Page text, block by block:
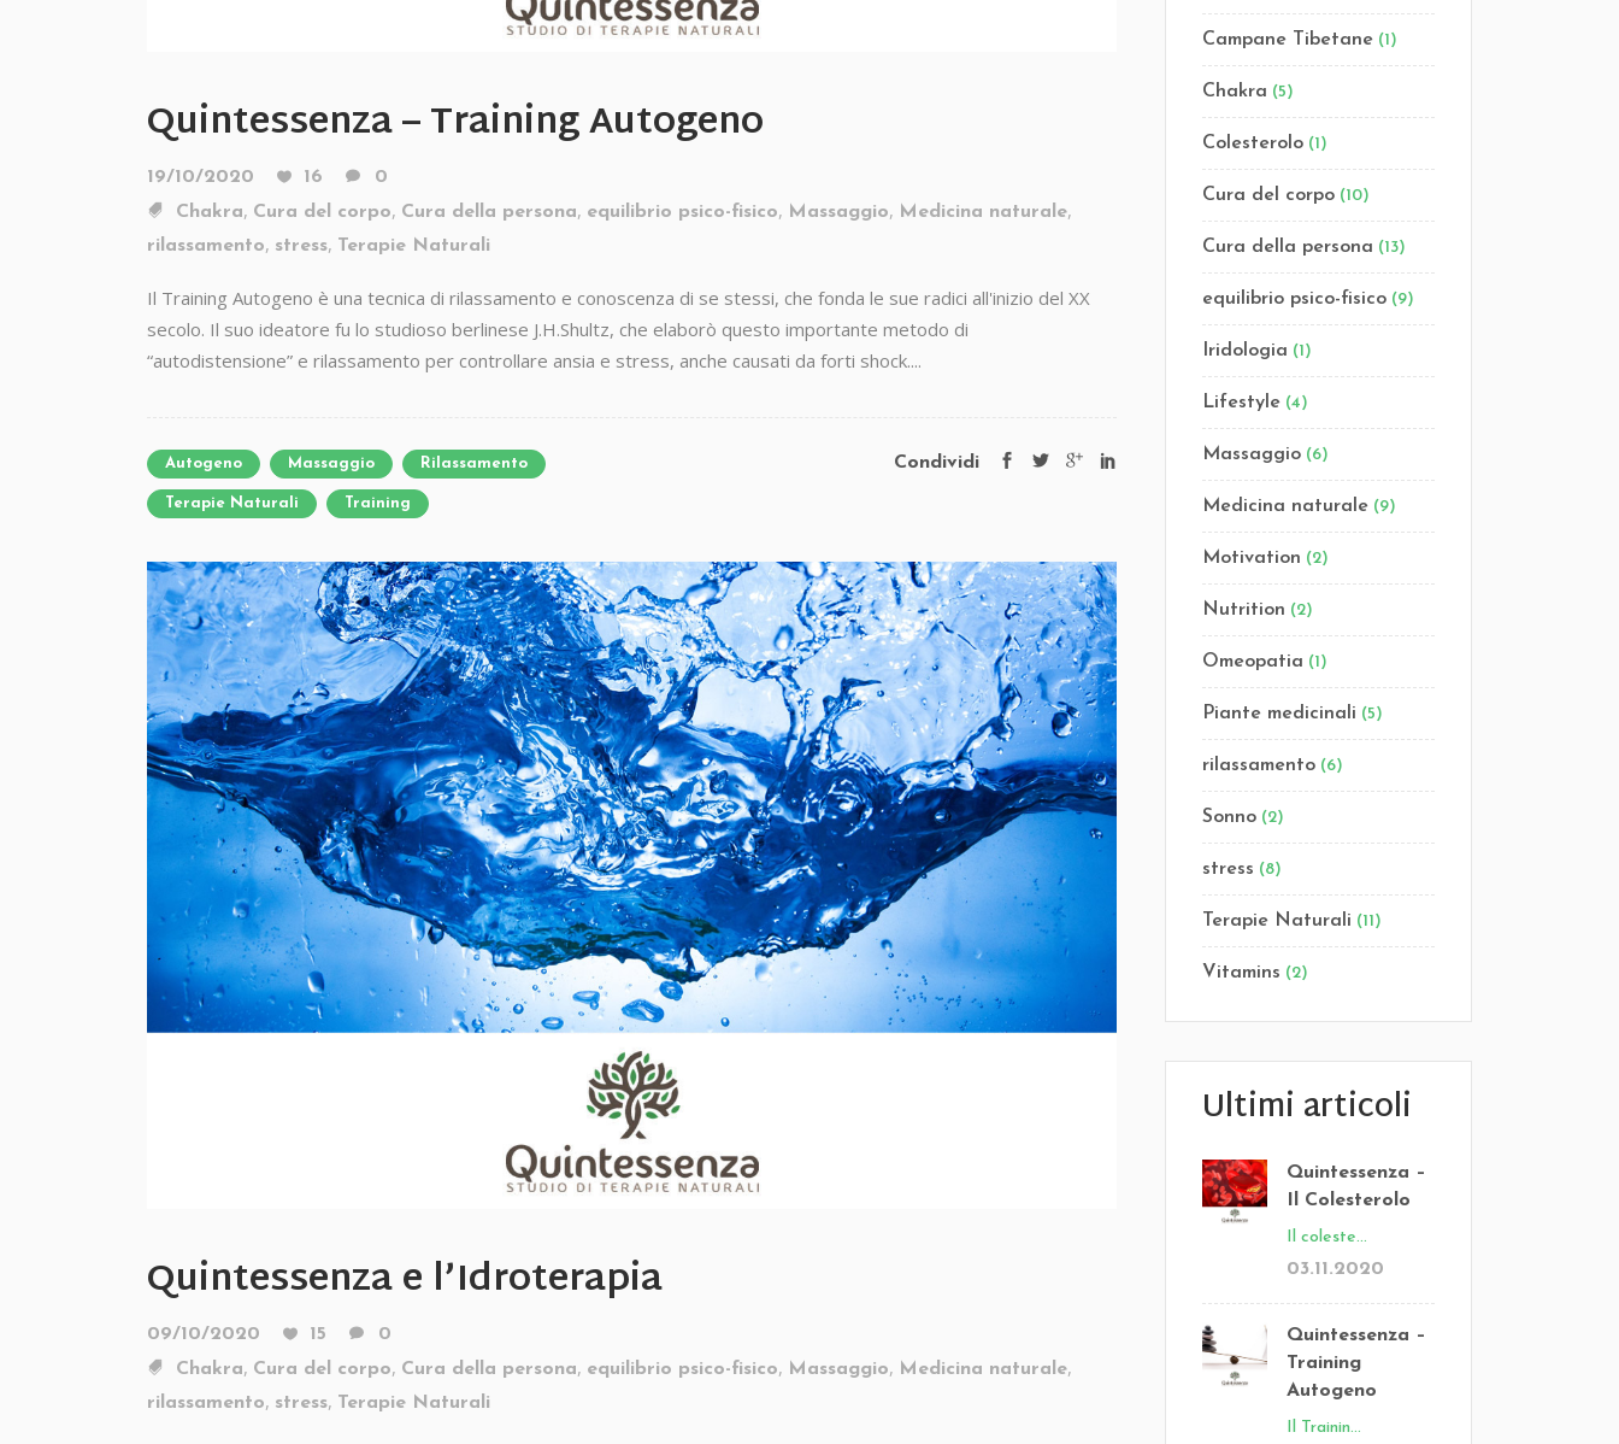
Quintessenza – Training Autogeno
19/10/2020 16
0
Chakra, Cura del corpo, Cura della persona, equilibrio psico-fisico, Massaggio, Medicina naturale,
rilassamento, stress, Terapie Naturali
Il Training Autogeno è una tecnica di rilassamento e conoscenza di se stessi, che fonda le sue radici all'inizio del XX
secolo. Il suo ideatore fu lo studioso berlinese J.H.Shultz, che elaborò questo importante metodo di
“autodistensione” e rilassamento per controllare ansia e stress, anche causati da forti shock....
Autogeno Massaggio Rilassamento
Terapie Naturali Training
Condividi
Quintessenza e l’Idroterapia
09/10/2020 15
0
Chakra, Cura del corpo, Cura della persona, equilibrio psico-fisico, Massaggio, Medicina naturale,
rilassamento, stress, Terapie Naturali
Campane Tibetane (1)
Chakra (5)
Colesterolo (1)
Cura del corpo (10)
Cura della persona (13)
equilibrio psico-fisico (9)
Iridologia (1)
Lifestyle (4)
Massaggio (6)
Medicina naturale (9)
Motivation (2)
Nutrition (2)
Omeopatia (1)
Piante medicinali (5)
rilassamento (6)
Sonno (2)
stress (8)
Terapie Naturali (11)
Vitamins (2)
Ultimi articoli
Quintessenza –
Il Colesterolo
Il coleste...
03.11.2020
Quintessenza –
Training
Autogeno
Il Trainin...